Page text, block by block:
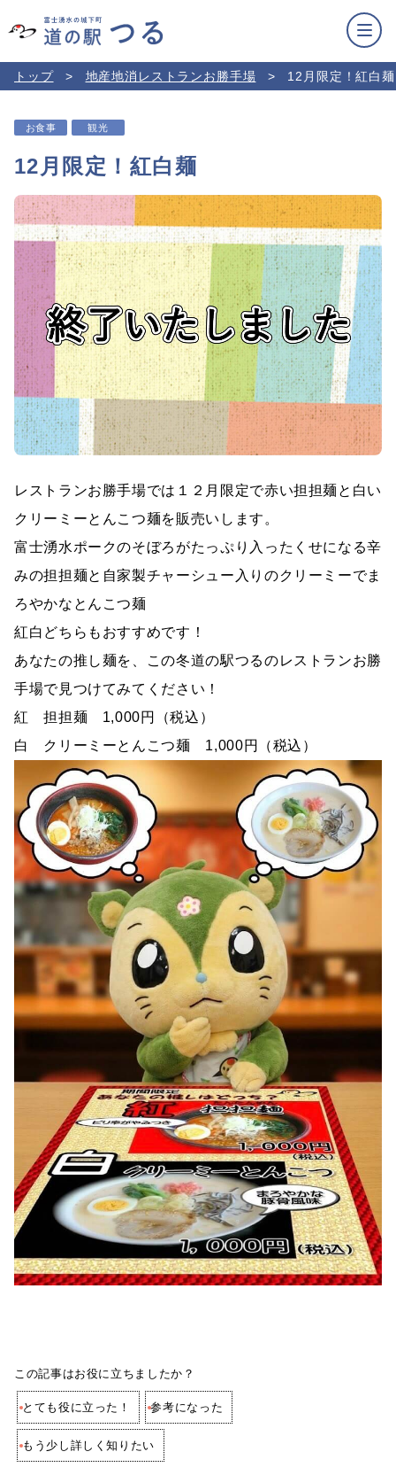
トップ 地産地消レストランお勝手場 12月限定！紅白麺
お食事 観光
12月限定！紅白麺
レストランお勝手場では１２月限定で赤い担担麺と白い
クリーミーとんこつ麺を販売いします。
富士湧水ポークのそぼろがたっぷり入ったくせになる辛
みの担担麺と自家製チャーシュー入りのクリーミーでま
ろやかなとんこつ麺
紅白どちらもおすすめです！
あなたの推し麺を、この冬道の駅つるのレストランお勝
手場で見つけてみてください！
紅 担担麺 1,000円（税込）
白 クリーミーとんこつ麺 1,000円（税込）
この記事はお役に立ちましたか？
とても役に立った！ 参考になった
もう少し詳しく知りたい